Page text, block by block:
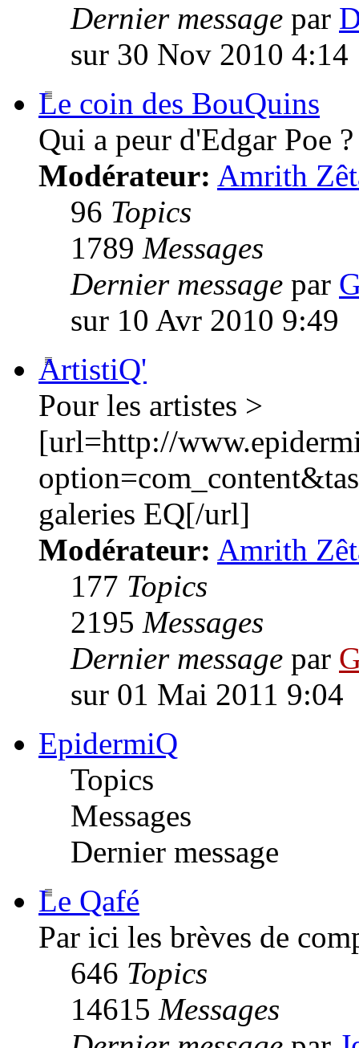
Dernier message par
sur 30 Nov 2010 4:14
Le coin des BouQuins
Qui a peur d'Edgar Poe ?
Modérateur: Amrith
96 Topics
1789 Messages
Dernier message par
sur 10 Avr 2010 9:49
ArtistiQ'
Pour les artistes >
[url=http://
galeries EQ[/url]
Modérateur: Amrith
177 Topics
2195 Messages
Dernier message par
sur 01 Mai 2011 9:04
EpidermiQ
Topics
Messages
Dernier message
Le Qafé
Par ici les brèves de
646 Topics
14615 Messages